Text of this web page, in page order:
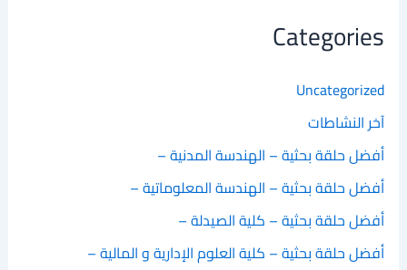
Categories
Uncategorized
آخر النشاطات
أفضل حلقة بحثية – الهندسة المدنية –
أفضل حلقة بحثية – الهندسة المعلوماتية –
أفضل حلقة بحثية – كلية الصيدلة –
أفضل حلقة بحثية – كلية العلوم الإدارية و المالية –